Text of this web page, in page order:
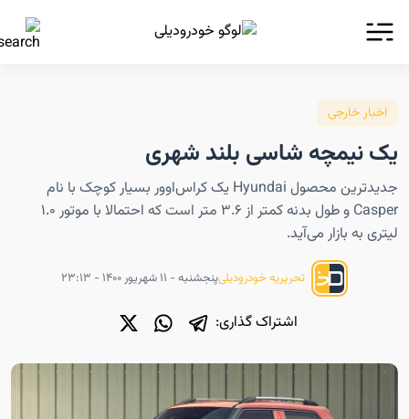
اخبار خارجی
یک نیمچه شاسی بلند شهری
جدیدترین محصول Hyundai یک کراس‌اوور بسیار کوچک با نام
Casper و طول بدنه کمتر از ۳.۶ متر است که احتمالا با موتور ۱.۰
لیتری به بازار می‌آید.
تحریریه خودرودیلیپنجشنبه - ۱۱ شهریور ۱۴۰۰ - ۲۳:۱۳
اشتراک گذاری: